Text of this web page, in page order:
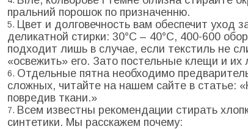
пральний порошок по призначенню.
Цвет и долговечность вам обеспечит уход
деликатной стирки: 30°С – 40°С, 400-600
подходит лишь в случае, если текстиль не
«освежить» его. Зато постельные клещи и
Отдельные пятна необходимо
сложных, читайте на нашем сайте в статье:
повредив ткани.»
Всем известны рекомендации стирать
синтетики. Мы расскажем почему: